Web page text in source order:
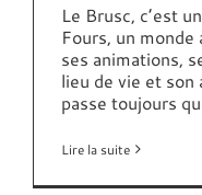
Le Brusc, c’est
Fours, un monde
ses animations,
lieu de vie et son
passe toujours
Lire la suite